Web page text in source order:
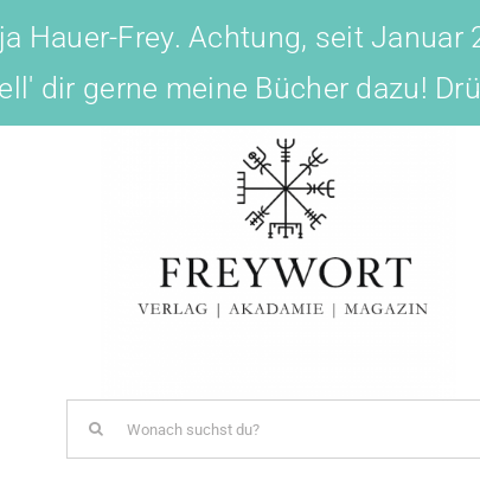
Hauer-Frey. Achtung, seit Januar
dir gerne meine Bücher dazu!
Search
for: